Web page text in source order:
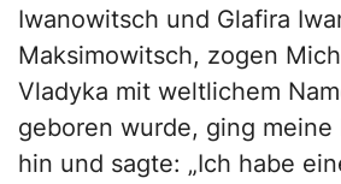
Iwanowitsch und Glafira
Maksimowitsch, zogen
Vladyka mit weltlichem
geboren wurde, ging
hin und sagte: „Ich habe